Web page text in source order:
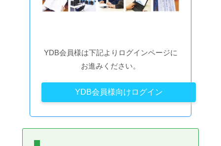
YDB会員様は下記よりログインページに
お進みください。
YDB会員様向けログイン